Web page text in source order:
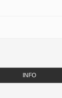
INFO